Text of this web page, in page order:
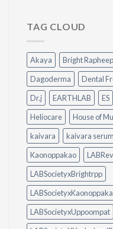
วิธี
น้ำมัน
แบบ
ไม่
ต้อง
ออกแรง
ขัด
Spray
Diffuser
ต่าง
กัน
อย่างไร?
ใช้
อะไร
ดี
ให้
เหมาะ
กับ
บ้าน
ของ
คุณ
TAG CLOUD
Akaya Bright
Dagoderma
Dental
Dr.j
EARTHLAB ES
Heliocare
House of
kaivara
kaivara serum
Kaonoppakao
LABSocietyxBrightrpp
LABSocietyxUppoompat